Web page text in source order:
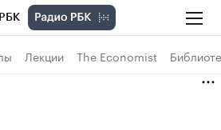
Лекции The Economist